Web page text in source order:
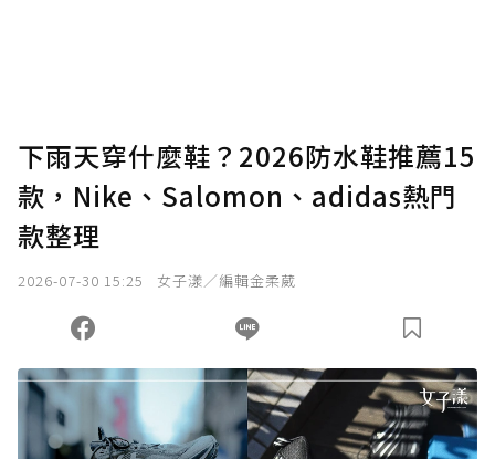
下雨天穿什麼鞋？2026防水鞋推薦15
款，Nike、Salomon、adidas熱門
款整理
2026-07-30 15:25 女子漾／編輯金柔葳